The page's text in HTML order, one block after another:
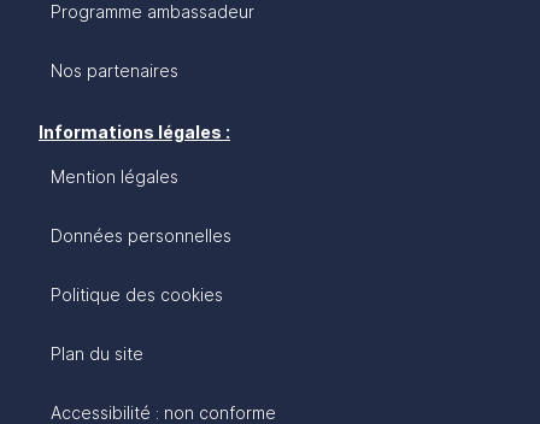
Programme ambassadeur
Nos partenaires
Informations légales :
Mention légales
Données personnelles
Politique des cookies
Plan du site
Accessibilité : non conforme